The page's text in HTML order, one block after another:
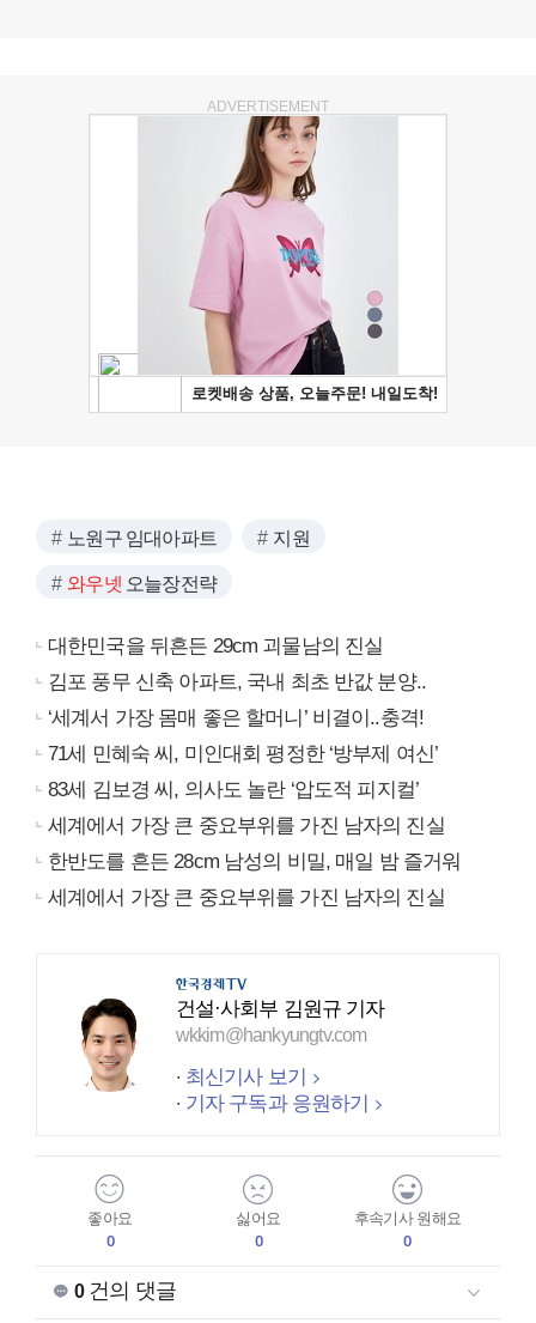
ADVERTISEMENT
노원구 임대아파트 지원
와우넷 오늘장전략
대한민국을 뒤흔든 29cm 괴물남의 진실
김포 풍무 신축 아파트, 국내 최초 반값 분양..
‘세계서 가장 몸매 좋은 할머니’ 비결이..충격!
71세 민혜숙 씨, 미인대회 평정한 ‘방부제 여신’
83세 김보경 씨, 의사도 놀란 ‘압도적 피지컬’
세계에서 가장 큰 중요부위를 가진 남자의 진실
한반도를 흔든 28cm 남성의 비밀, 매일 밤 즐거워
세계에서 가장 큰 중요부위를 가진 남자의 진실
건설·사회부 김원규 기자
wkkim@hankyungtv.com
최신기사 보기
기자 구독과 응원하기
좋아요
0
싫어요
0
후속기사 원해요
0
0건의 댓글